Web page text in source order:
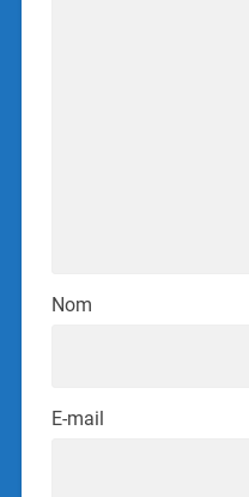
Nom
E-mail